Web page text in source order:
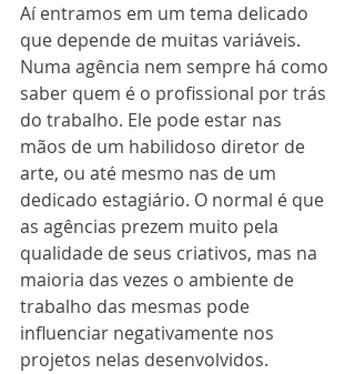
Aí entramos em um tema delicado
que depende de muitas variáveis.
Numa agência nem sempre há como
saber quem é o profissional por trás
do trabalho. Ele pode estar nas
mãos de um habilidoso diretor de
arte, ou até mesmo nas de um
dedicado estagiário. O normal é que
as agências prezem muito pela
qualidade de seus criativos, mas na
maioria das vezes o ambiente de
trabalho das mesmas pode
influenciar negativamente nos
projetos nelas desenvolvidos.